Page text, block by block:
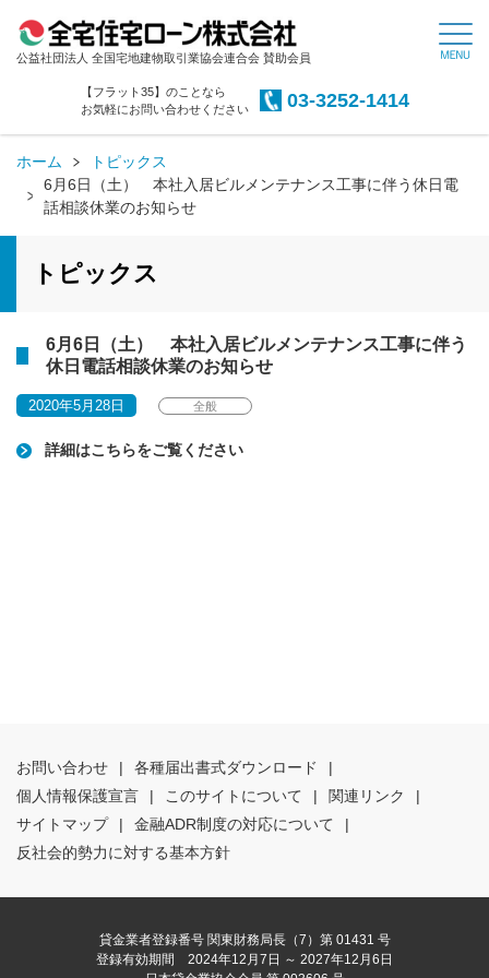
公益社団法人 全国宅地建物取引業協会連合会 賛助会員
【フラット35】のことなら
お気軽にお問い合わせください
03-3252-1414
ホーム
トピックス
6月6日（土） 本社入居ビルメンテナンス工事に伴う休日電
話相談休業のお知らせ
トピックス
6月6日（土） 本社入居ビルメンテナンス工事に伴う
休日電話相談休業のお知らせ
2020年5月28日 全般
詳細はこちらをご覧ください
お問い合わせ | 各種届出書式ダウンロード
|
個人情報保護宣言
| このサイトについて | 関連リンク
|
サイトマップ
| 金融ADR制度の対応について
|
反社会的勢力に対する基本方針
貸金業者登録番号 関東財務局長（7）第 01431 号
登録有効期間 2024年12月7日 ～ 2027年12月6日